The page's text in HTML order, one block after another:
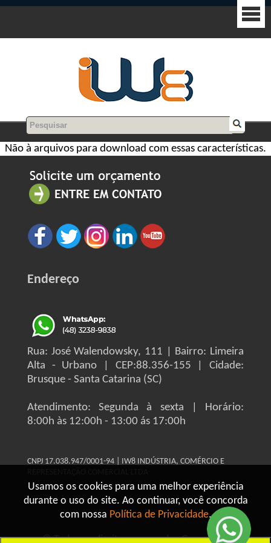
Usamos os cookies para uma melhor experiência
durante o uso do site. Ao continuar, você concorda
com nossa Política de Privacidade.
Não à arquivos para download com essas características.
Endereço
Rua: José Walendowsky, 111 | Bairro: Limeira
Alta - Urbano | CEP:88.356-155 | Cidade:
Brusque - Santa Catarina (SC)
Atendimento: Segunda à sexta | Horário:
8:00h às 12:00h - 13:00 ás 17:00h
CNPJ 17.038.947/0001-94 | IW8 INDÚSTRIA, COMÉRCIO E
© Todos os direitos reservados Grupo IW8